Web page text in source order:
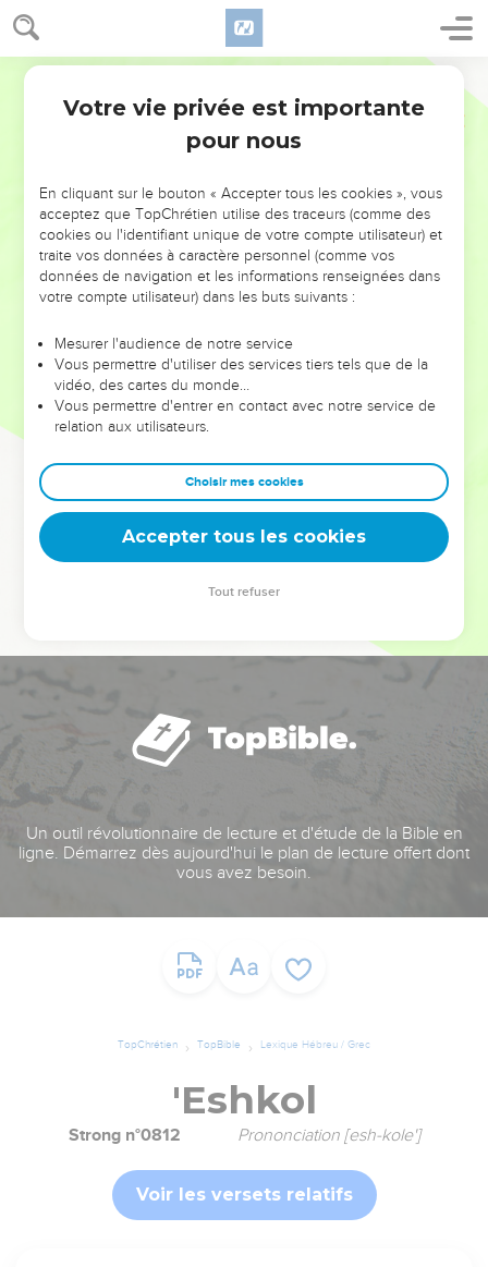
NE MANQUEZ PAS L’ÉVÉNEMENT
DE L’ANNÉE !
ET SI LEURS ERREURS POUVAIENT VOUS ÉVITER LES
VOTRES ?
leur foi ou leur vision. Mais on voit moins les doutes, les erreurs
et les saisons difficiles qu'ils ont traversés, alors même que ce
sont elles qui les ont façonnés.
Dans cette conférence, leaders, entrepreneurs, et responsables
clés pour avancer avec plus de sagesse afin que leurs erreurs
deviennent vos tremplins. Que vous guidiez un ministère, une
équipe, un groupe ou une famille, leur expérience est faite
Un outil révolutionnaire de lecture et d'étude de la Bible en
ligne. Démarrez dès aujourd'hui le plan de lecture offert dont
vous avez besoin.
TopChrétien TopBible Lexique Hébreu / Grec
'Eshkol
Strong n°0812 Prononciation [esh-kole']
Voir les versets relatifs
Votre vie privée est importante
pour nous
En cliquant sur le bouton « Accepter tous les cookies », vous
acceptez que TopChrétien utilise des traceurs (comme des
cookies ou l'identifiant unique de votre compte utilisateur) et
traite vos données à caractère personnel (comme vos
données de navigation et les informations renseignées dans
votre compte utilisateur) dans les buts suivants :
Mesurer l'audience de notre service
Vous permettre d'utiliser des services tiers tels que de la
vidéo, des cartes du monde…
Vous permettre d'entrer en contact avec notre service de
relation aux utilisateurs.
Choisir mes cookies
Accepter tous les cookies
Tout refuser